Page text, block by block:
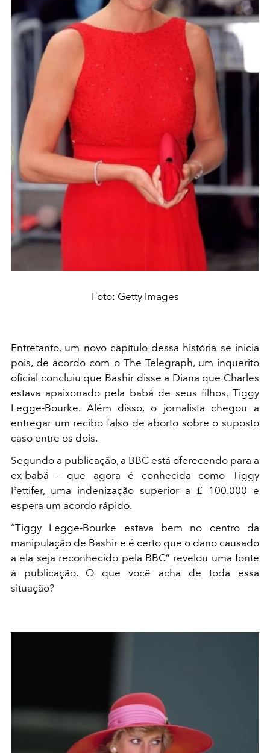
Foto: Getty Images
Entretanto, um novo capítulo dessa história se inicia
pois, de acordo com o The Telegraph, um inquerito
oficial concluiu que Bashir disse a Diana que Charles
estava apaixonado pela babá de seus filhos, Tiggy
Legge-Bourke. Além disso, o jornalista chegou a
entregar um recibo falso de aborto sobre o suposto
caso entre os dois.
Segundo a publicação, a BBC está oferecendo para a
ex-babá - que agora é conhecida como Tiggy
Pettifer, uma indenização superior a £ 100.000 e
espera um acordo rápido.
“Tiggy Legge-Bourke estava bem no centro da
manipulação de Bashir e é certo que o dano causado
a ela seja reconhecido pela BBC” revelou uma fonte
à publicação. O que você acha de toda essa
situação?